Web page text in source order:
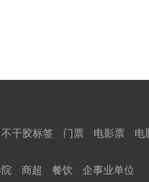
不干胶标签 门票 电影票
电
商超 餐饮
企事业单位